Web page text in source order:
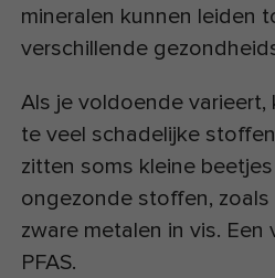
mineralen kunnen leiden
verschillende
Als je voldoende varieert,
te veel schadelijke
zitten soms kleine
ongezonde stoffen,
zware metalen in vis.
PFAS.